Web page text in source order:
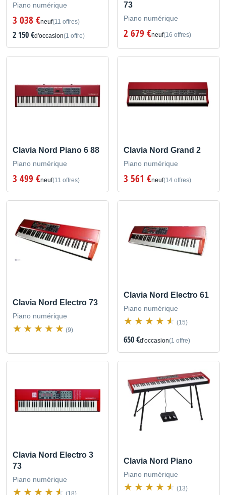
Piano numérique
3 038 €neuf(11 offres)
2 150 €d'occasion(1 offre)
73
Piano numérique
2 679 €neuf(16 offres)
Clavia Nord Piano 6 88
Piano numérique
3 499 €neuf(11 offres)
Clavia Nord Grand 2
Piano numérique
3 561 €neuf(14 offres)
Clavia Nord Electro 73
Piano numérique
(9)
Clavia Nord Electro 61
Piano numérique
(15)
650 €d'occasion(1 offre)
Clavia Nord Electro 3
73
Piano numérique
(18)
Clavia Nord Piano
Piano numérique
(13)